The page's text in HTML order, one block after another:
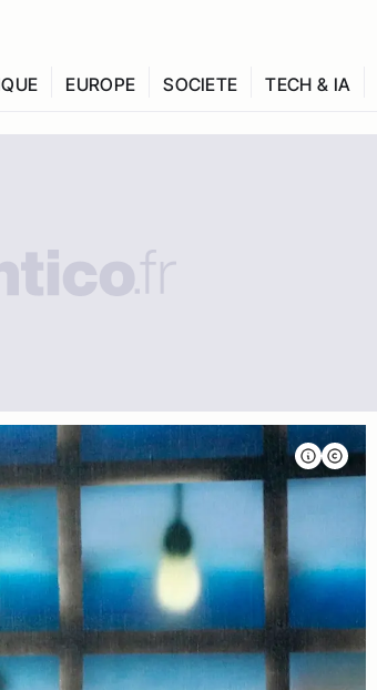
EUROPE SOCIETE TECH & IA